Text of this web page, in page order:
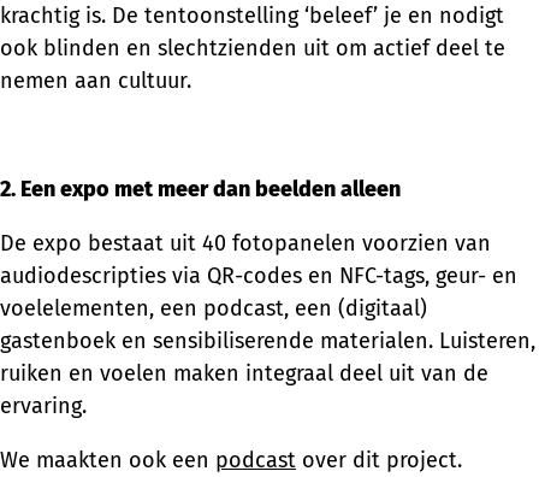
krachtig is. De tentoonstelling ‘beleef’ je en nodigt
ook blinden en slechtzienden uit om actief deel te
nemen aan cultuur.
2. Een expo met meer dan beelden alleen
De expo bestaat uit 40 fotopanelen voorzien van
audiodescripties via QR-codes en NFC-tags, geur- en
voelelementen, een podcast, een (digitaal)
gastenboek en sensibiliserende materialen. Luisteren,
ruiken en voelen maken integraal deel uit van de
ervaring.
We maakten ook een podcast over dit project.